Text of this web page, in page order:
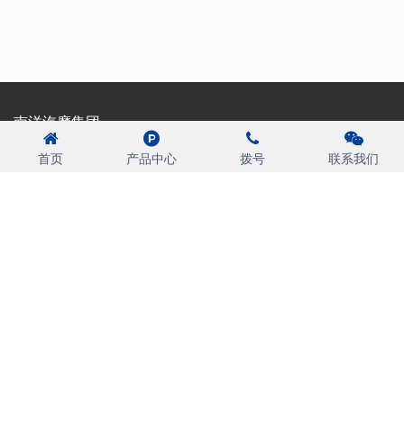
南洋汽摩集团
一家专业研制、开发、生产汽车、摩托车配件的现代化科技型企业
首页 产品中心 拨号 联系我们